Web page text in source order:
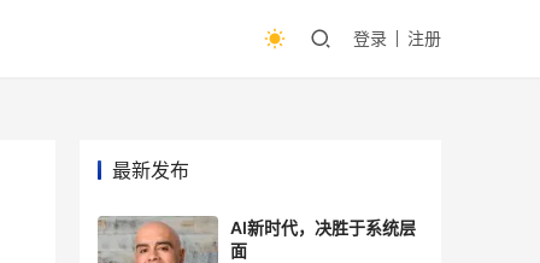
登录 注册
最新发布
AI新时代，决胜于系统层
面